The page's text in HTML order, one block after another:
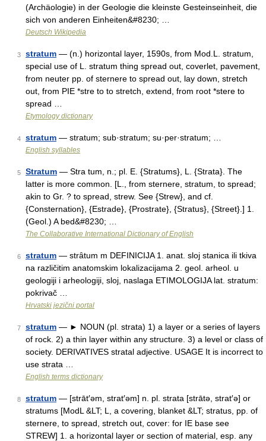
(Archäologie) in der Geologie die kleinste Gesteinseinheit, die
sich von anderen Einheiten&#8230; …
Deutsch Wikipedia
3 stratum — (n.) horizontal layer, 1590s, from Mod.L. stratum,
special use of L. stratum thing spread out, coverlet, pavement,
from neuter pp. of sternere to spread out, lay down, stretch
out, from PIE *stre to to stretch, extend, from root *stere to
spread …
Etymology dictionary
4 stratum — stratum; sub·stratum; su·per·stratum; …
English syllables
5 Stratum — Stra tum, n.; pl. E. {Stratums}, L. {Strata}. The
latter is more common. [L., from sternere, stratum, to spread;
akin to Gr. ? to spread, strew. See {Strew}, and cf.
{Consternation}, {Estrade}, {Prostrate}, {Stratus}, {Street}.] 1.
(Geol.) A bed&#8230; …
The Collaborative International Dictionary of English
6 stratum — strȃtum m DEFINICIJA 1. anat. sloj stanica ili tkiva
na različitim anatomskim lokalizacijama 2. geol. arheol. u
geologiji i arheologiji, sloj, naslaga ETIMOLOGIJA lat. stratum:
pokrivač …
Hrvatski jezični portal
7 stratum — ► NOUN (pl. strata) 1) a layer or a series of layers
of rock. 2) a thin layer within any structure. 3) a level or class of
society. DERIVATIVES stratal adjective. USAGE It is incorrect to
use strata …
English terms dictionary
8 stratum — [strāt′əm, strat′əm] n. pl. strata [strātə, strat′ə] or
stratums [ModL &LT; L, a covering, blanket &LT; stratus, pp. of
sternere, to spread, stretch out, cover: for IE base see
STREW] 1. a horizontal layer or section of material, esp. any